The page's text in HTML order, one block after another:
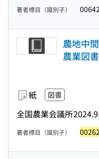
著者標目（識別子）
農地中
農業図
紙 図書
全国農業会議所2024.9
著者標目（識別子）